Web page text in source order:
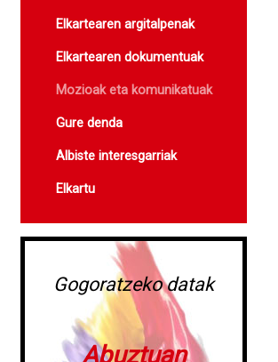
Elkartearen argitalpenak
Elkartearen dokumentuak
Mozioak eta komunikatuak
Gure denda
Albiste interesgarriak
Elkartu
Gogoratzeko datak
Abuztuan